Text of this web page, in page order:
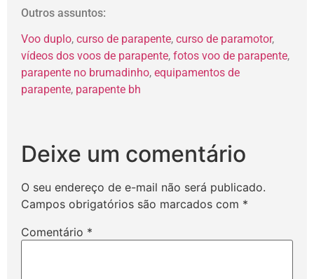
Outros assuntos:
Voo duplo, curso de parapente, curso de paramotor,
vídeos dos voos de parapente, fotos voo de parapente,
parapente no brumadinho, equipamentos de
parapente, parapente bh
Deixe um comentário
O seu endereço de e-mail não será publicado.
Campos obrigatórios são marcados com *
Comentário *